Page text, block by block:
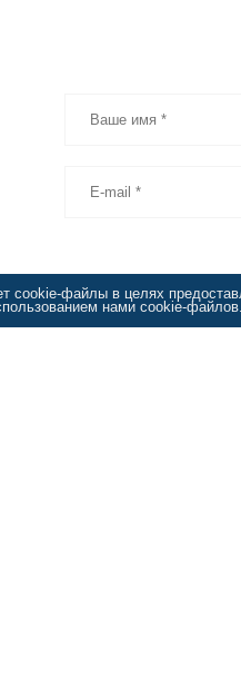
cookie-файлы в целях
нами cookie-